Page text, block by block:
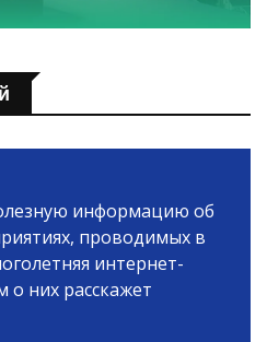
информацию об
проводимых в
интернет-
о них расскажет